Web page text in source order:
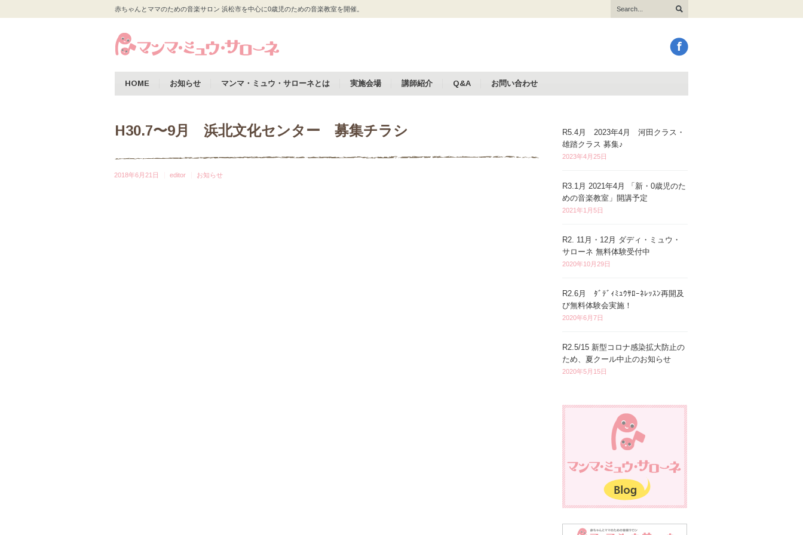
赤ちゃんとママのための音楽サロン 浜松市を中心に0歳児のための音楽教室を開催。
HOME お知らせ マンマ・ミュウ・サローネとは 実施会場 講師紹介 Q&A お問い合わせ
H30.7〜9月 浜北文化センター 募集チラシ
2018年6月21日 editor お知らせ
R5.4月 2023年4月 河田クラス・
雄踏クラス 募集♪
2023年4月25日
R3.1月 2021年4月 「新・0歳児のた
めの音楽教室」開講予定
2021年1月5日
R2. 11月・12月 ダディ・ミュウ・
サローネ 無料体験受付中
2020年10月29日
R2.6月 ﾀﾞﾃﾞｨﾐｭｳｻﾛｰﾈﾚｯｽﾝ再開及
び無料体験会実施！
2020年6月7日
R2.5/15 新型コロナ感染拡大防止の
ため、夏クール中止のお知らせ
2020年5月15日